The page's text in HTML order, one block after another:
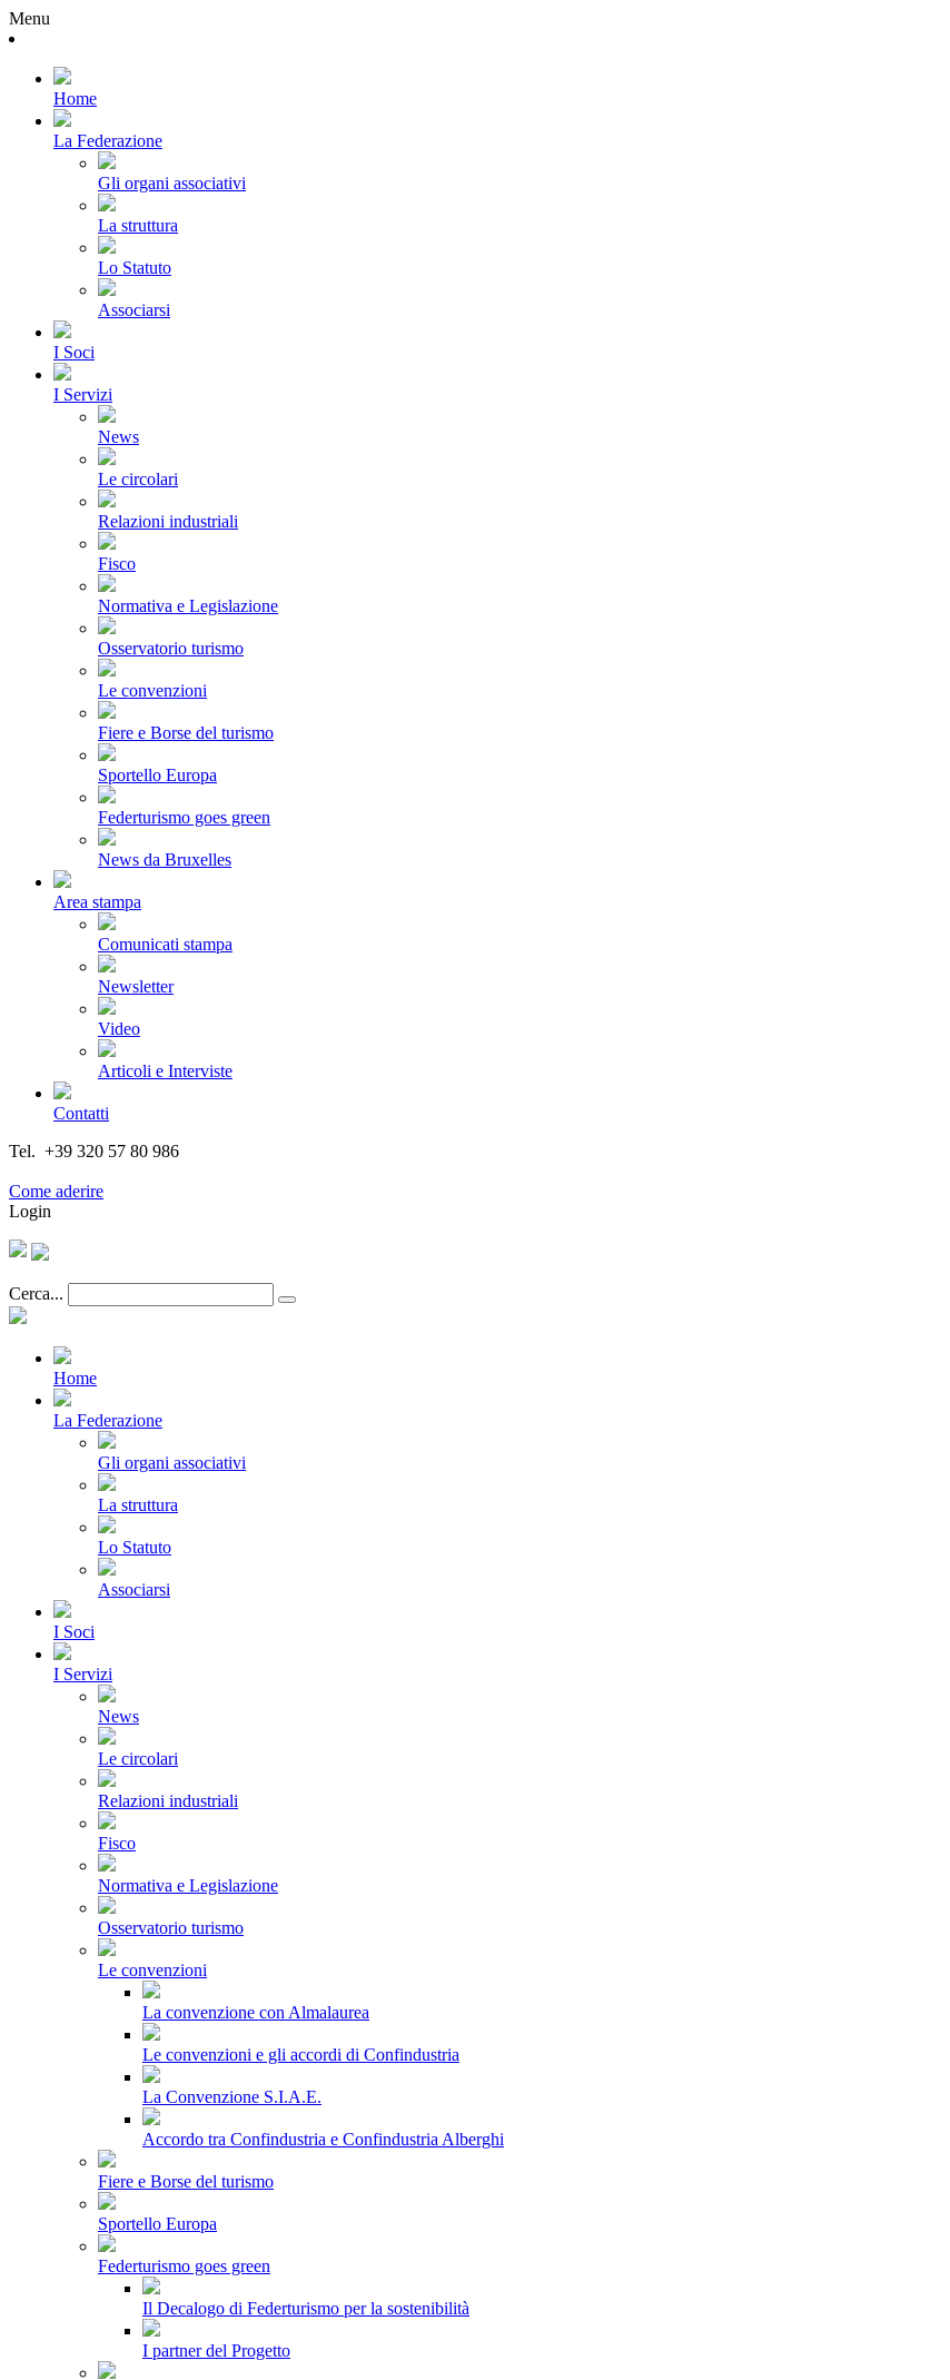
Menu
Home
La Federazione
Gli organi associativi
La struttura
Lo Statuto
Associarsi
I Soci
I Servizi
News
Le circolari
Relazioni industriali
Fisco
Normativa e Legislazione
Osservatorio turismo
Le convenzioni
Fiere e Borse del turismo
Sportello Europa
Federturismo goes green
News da Bruxelles
Area stampa
Comunicati stampa
Newsletter
Video
Articoli e Interviste
Contatti
Tel. +39 320 57 80 986
Come aderire
Login
Cerca...
Home
La Federazione
Gli organi associativi
La struttura
Lo Statuto
Associarsi
I Soci
I Servizi
News
Le circolari
Relazioni industriali
Fisco
Normativa e Legislazione
Osservatorio turismo
Le convenzioni
La convenzione con Almalaurea
Le convenzioni e gli accordi di Confindustria
La Convenzione S.I.A.E.
Accordo tra Confindustria e Confindustria Alberghi
Fiere e Borse del turismo
Sportello Europa
Federturismo goes green
Il Decalogo di Federturismo per la sostenibilità
I partner del Progetto